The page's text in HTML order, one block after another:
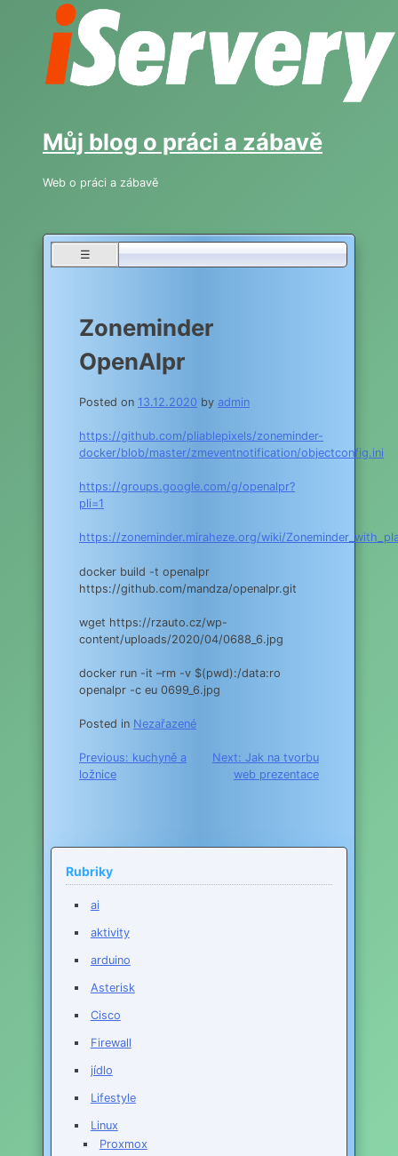
Můj blog o práci a zábavě
Web o práci a zábavě
☰
Zoneminder
OpenAlpr
Posted on 13.12.2020 by admin
https://github.com/pliablepixels/zoneminder-
docker/blob/master/zmeventnotification/objectconfig.ini
https://groups.google.com/g/openalpr?
pli=1
https://zoneminder.miraheze.org/wiki/
docker build -t openalpr
https://github.com/mandza/openalpr.git
wget https://rzauto.cz/wp-
content/uploads/2020/04/0688_6.jpg
docker run -it –rm -v $(pwd):/data:ro
openalpr -c eu 0699_6.jpg
Posted in Nezařazené
Navigace
pro
Previous: kuchyně a
ložnice
Next: Jak na tvorbu
web prezentace
Rubriky
ai
aktivity
arduino
Asterisk
Cisco
Firewall
jídlo
Lifestyle
Linux
Proxmox